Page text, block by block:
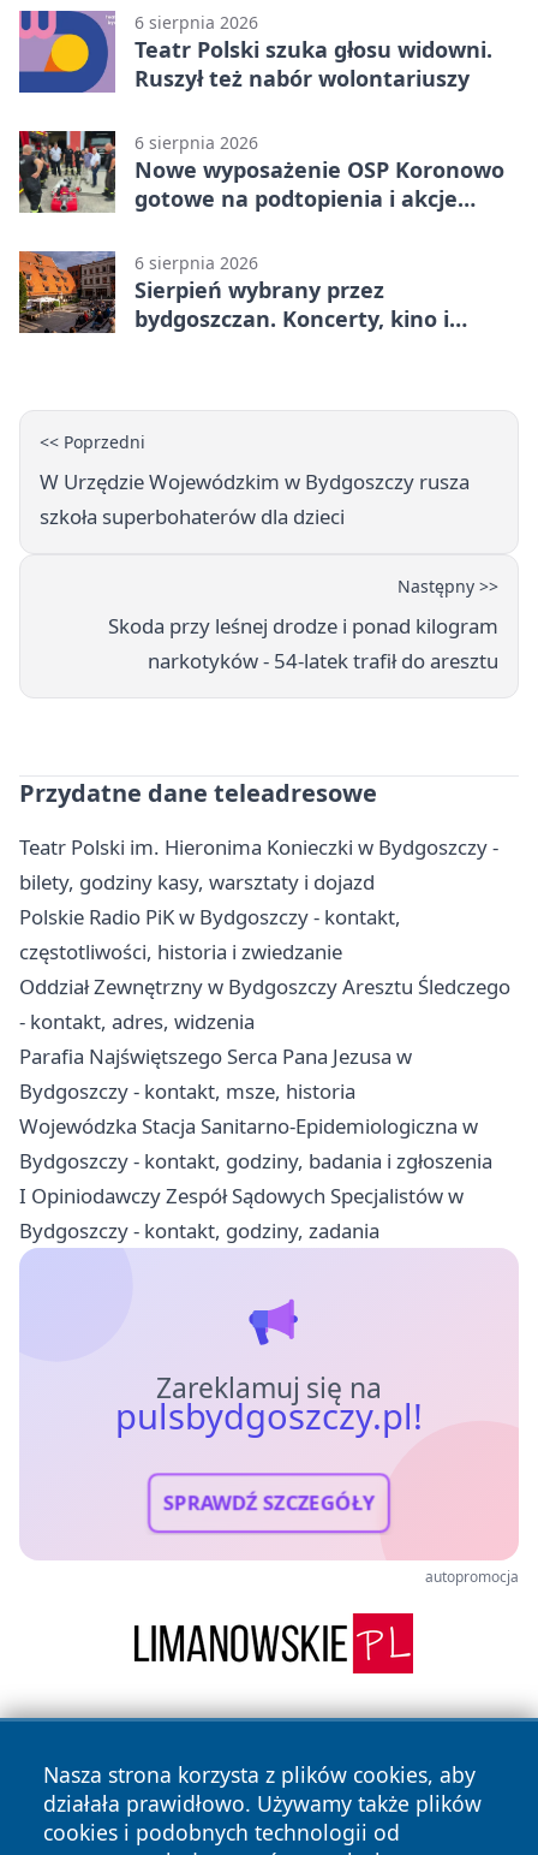
6 sierpnia 2026
Teatr Polski szuka głosu widowni.
Ruszył też nabór wolontariuszy
6 sierpnia 2026
Nowe wyposażenie OSP Koronowo
gotowe na podtopienia i akcje
6 sierpnia 2026
Sierpień wybrany przez
bydgoszczan. Koncerty, kino i
<< Poprzedni
W Urzędzie Wojewódzkim w Bydgoszczy rusza
szkoła superbohaterów dla dzieci
Następny >>
Skoda przy leśnej drodze i ponad kilogram
narkotyków - 54-latek trafił do aresztu
Przydatne dane teleadresowe
Teatr Polski im. Hieronima Konieczki w Bydgoszczy -
bilety, godziny kasy, warsztaty i dojazd
Polskie Radio PiK w Bydgoszczy - kontakt,
częstotliwości, historia i zwiedzanie
Oddział Zewnętrzny w Bydgoszczy Aresztu Śledczego
- kontakt, adres, widzenia
Parafia Najświętszego Serca Pana Jezusa w
Bydgoszczy - kontakt, msze, historia
Wojewódzka Stacja Sanitarno-Epidemiologiczna w
Bydgoszczy - kontakt, godziny, badania i zgłoszenia
I Opiniodawczy Zespół Sądowych Specjalistów w
Bydgoszczy - kontakt, godziny, zadania
Zareklamuj się na
pulsbydgoszczy.pl!
SPRAWDŹ SZCZEGÓŁY
autopromocja
Nasza strona korzysta z plików cookies, aby
działała prawidłowo. Używamy także plików
cookies i podobnych technologii od